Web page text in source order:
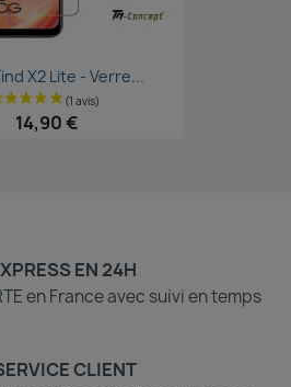
rapide
X2 Lite - Verre...
14,90 €
EN 24H
en France avec suivi en temps
CLIENT